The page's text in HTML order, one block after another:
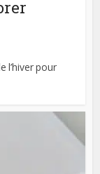
l’hiver pour